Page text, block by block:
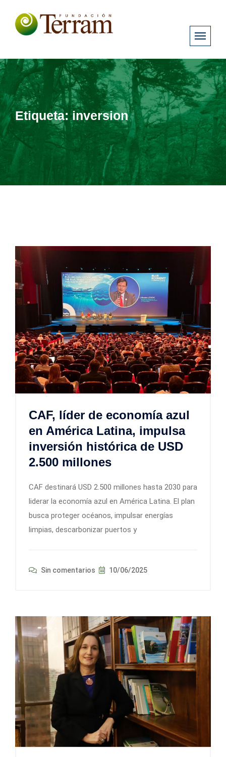
Etiqueta:inversion
CAF, líder de economía azul
en América Latina, impulsa
inversión histórica de USD
2.500 millones
CAF destinará USD 2.500 millones hasta 2030 para
liderar la economía azul en América Latina. El plan
busca proteger océanos, impulsar energías
limpias, descarbonizar puertos y
Sin comentarios 10/06/2025